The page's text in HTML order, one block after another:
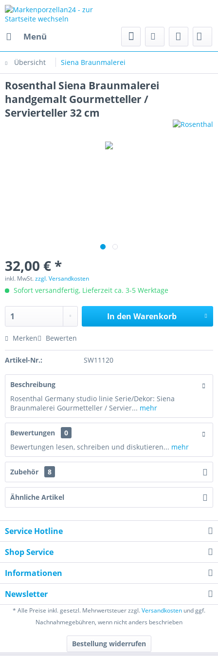
Menü
Übersicht Siena Braunmalerei
Rosenthal Siena Braunmalerei
handgemalt Gourmetteller /
Servierteller 32 cm
32,00 € *
inkl. MwSt.zzgl. Versandkosten
Sofort versandfertig, Lieferzeit ca. 3-5 Werktage
In den Warenkorb
Merken Bewerten
Artikel-Nr.: SW11120
Beschreibung
Rosenthal Germany studio linie Serie/Dekor: Siena
Braunmalerei Gourmetteller / Servier... mehr
Bewertungen
0
Bewertungen lesen, schreiben und diskutieren... mehr
Zubehör 8
Ähnliche Artikel
Service Hotline
Shop Service
Informationen
Newsletter
* Alle Preise inkl. gesetzl. Mehrwertsteuer zzgl.Versandkosten und ggf.
Nachnahmegebühren, wenn nicht anders beschrieben
Bestellung widerrufen